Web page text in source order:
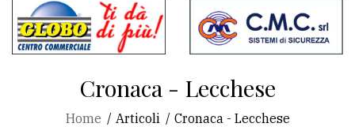
del
sito
Cronaca - Lecchese
Home Articoli Cronaca - Lecchese